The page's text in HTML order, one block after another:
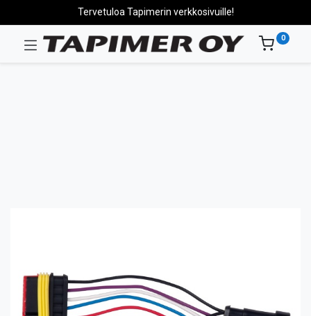
Tervetuloa Tapimerin verkkosivuille!
0